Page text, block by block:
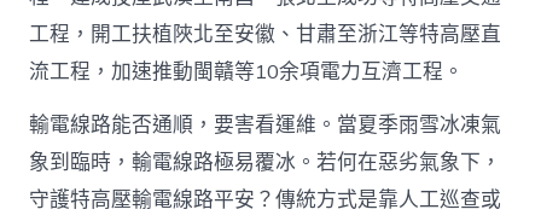
工程，開工扶植陜北至安徽、甘肅至浙江等特高壓直
流工程，加速推動閩贛等10余項電力互濟工程。
輸電線路能否通順，要害看運維。當夏季雨雪冰凍氣
象到臨時，輸電線路極易覆冰。若何在惡劣氣象下，
守護特高壓輸電線路平安？傳統方式是靠人工巡查或